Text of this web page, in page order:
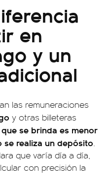
en
y un
las remuneraciones
y otras billeteras
se brinda es menor
se realiza un depósito.
que varía día a día,
con precisión la